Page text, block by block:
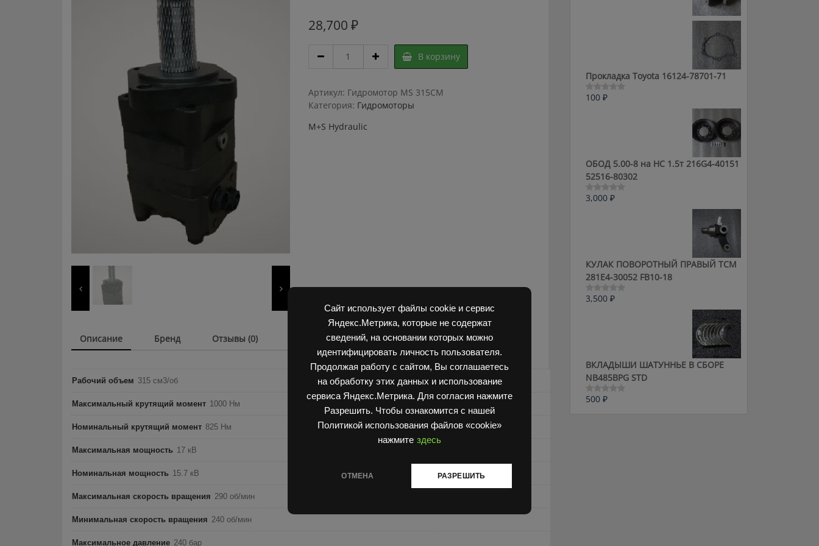
Сайт использует файлы cookie и сервис
Яндекс.Метрика, которые не содержат
сведений, на основании которых можно
идентифицировать личность пользователя.
Продолжая работу с сайтом, Вы соглашаетесь
на обработку этих данных и использование
сервиса Яндекс.Метрика. Для согласия нажмите
Разрешить. Чтобы ознакомится с нашей
Политикой использования файлов «cookie»
нажмите здесь
ОТМЕНА РАЗРЕШИТЬ
28,700 ₽
M+S
MS
315CM
quantity
В корзину
Артикул: Гидромотор MS 315CM
Категория: Гидромоторы
M+S Hydraulic
Описание Бренд Отзывы (0)
Рабочий объем 315 см3/об
Максимальный крутящий момент 1000 Нм
Номинальный крутящий момент 825 Нм
Максимальная мощность 17 кВ
Номинальная мощность 15.7 кВ
Максимальная скорость вращения 290 об/мин
Минимальная скорость вращения 240 об/мин
Максимальное давление 240 бар
Прокладка Toyota 16124-78701-71
Оценка
100 ₽
ОБОД 5.00-8 на HC 1.5т 216G4-40151
52516-80302
Оценка
3,000 ₽
КУЛАК ПОВОРОТНЫЙ ПРАВЫЙ ТСМ
281E4-30052 FB10-18
Оценка
3,500 ₽
ВКЛАДЫШИ ШАТУННЬЕ В СБОРЕ
NB485BPG STD
Оценка
500 ₽